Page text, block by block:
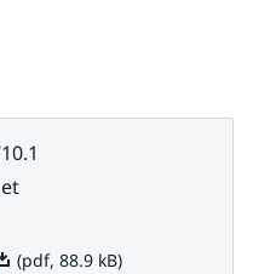
88.9 kB.
(pdf, 88.9 kB)